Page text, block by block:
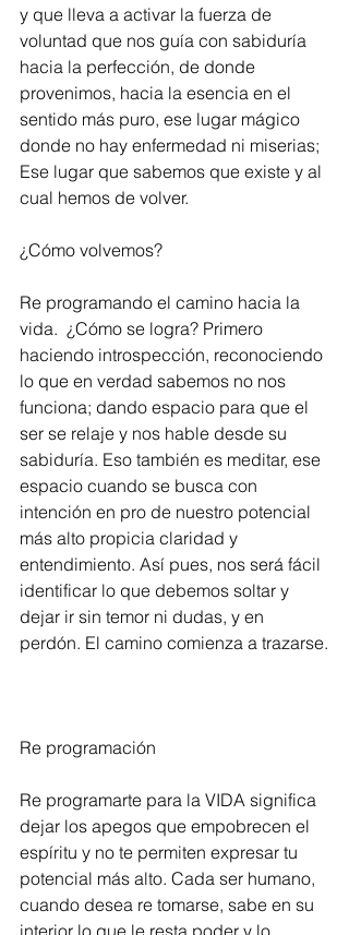
y que lleva a activar la fuerza de
voluntad que nos guía con sabiduría
hacia la perfección, de donde
provenimos, hacia la esencia en el
sentido más puro, ese lugar mágico
donde no hay enfermedad ni miserias;
Ese lugar que sabemos que existe y al
cual hemos de volver.
¿Cómo volvemos?
Re programando el camino hacia la
vida.  ¿Cómo se logra? Primero
haciendo introspección, reconociendo
lo que en verdad sabemos no nos
funciona; dando espacio para que el
ser se relaje y nos hable desde su
sabiduría. Eso también es meditar, ese
espacio cuando se busca con
intención en pro de nuestro potencial
más alto propicia claridad y
entendimiento. Así pues, nos será fácil
identificar lo que debemos soltar y
dejar ir sin temor ni dudas, y en
perdón. El camino comienza a trazarse.
Re programación
Re programarte para la VIDA significa
dejar los apegos que empobrecen el
espíritu y no te permiten expresar tu
potencial más alto. Cada ser humano,
cuando desea re tomarse, sabe en su
interior lo que le resta poder y lo